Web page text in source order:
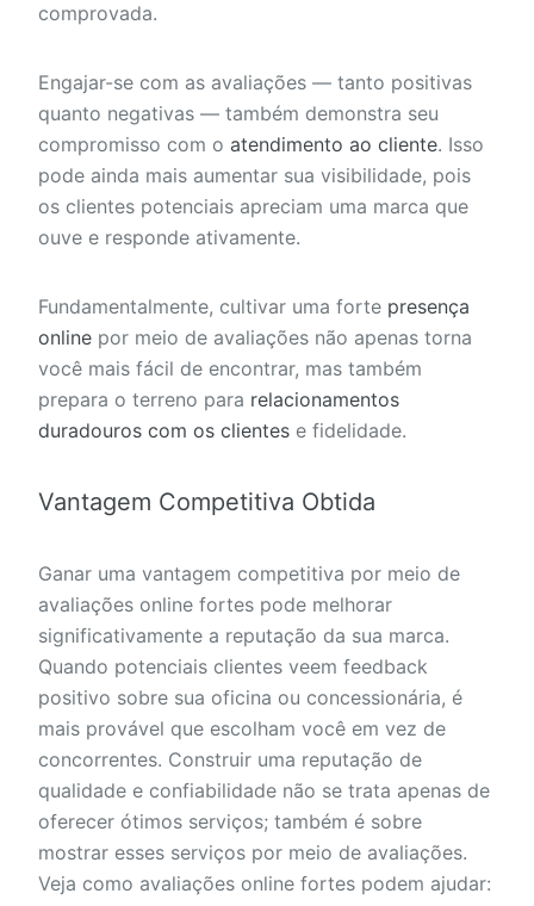
comprovada.
Engajar-se com as avaliações — tanto positivas
quanto negativas — também demonstra seu
compromisso com o atendimento ao cliente. Isso
pode ainda mais aumentar sua visibilidade, pois
os clientes potenciais apreciam uma marca que
ouve e responde ativamente.
Fundamentalmente, cultivar uma forte presença
online por meio de avaliações não apenas torna
você mais fácil de encontrar, mas também
prepara o terreno para relacionamentos
duradouros com os clientes e fidelidade.
Vantagem Competitiva Obtida
Ganar uma vantagem competitiva por meio de
avaliações online fortes pode melhorar
significativamente a reputação da sua marca.
Quando potenciais clientes veem feedback
positivo sobre sua oficina ou concessionária, é
mais provável que escolham você em vez de
concorrentes. Construir uma reputação de
qualidade e confiabilidade não se trata apenas de
oferecer ótimos serviços; também é sobre
mostrar esses serviços por meio de avaliações.
Veja como avaliações online fortes podem ajudar: